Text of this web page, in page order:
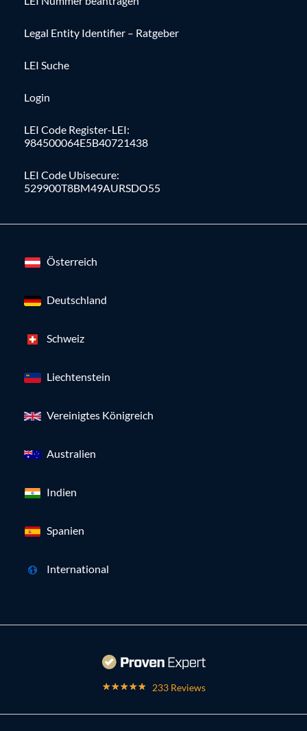
Legal Entity Identifier – Ratgeber
LEI Suche
Login
LEI Code Register-LEI:
984500064E5B40721438
LEI Code Ubisecure:
529900T8BM49AURSDO55
Österreich
Deutschland
Schweiz
Liechtenstein
Vereinigtes Königreich
Australien
Indien
Spanien
International
233 Reviews